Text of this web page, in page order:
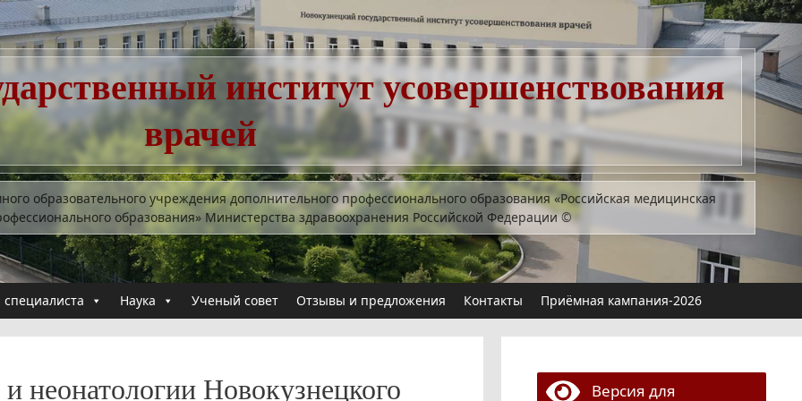
институт усовершенствования
врачей
образовательного учреждения дополнительного профессионального образования «Российская медицинская
образования» Министерства здравоохранения Российской Федерации©
Наука Ученый совет Отзывы и предложения Контакты Приёмная кампания-2026
неонатологии Новокузнецкого
Версия для